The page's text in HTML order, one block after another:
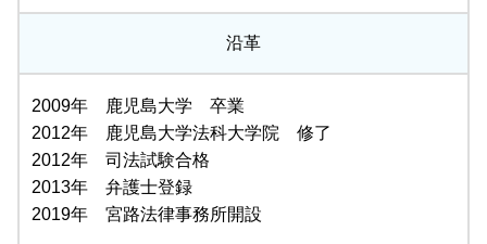
沿革
2009年 鹿児島大学 卒業
2012年 鹿児島大学法科大学院 修了
2012年 司法試験合格
2013年 弁護士登録
2019年 宮路法律事務所開設